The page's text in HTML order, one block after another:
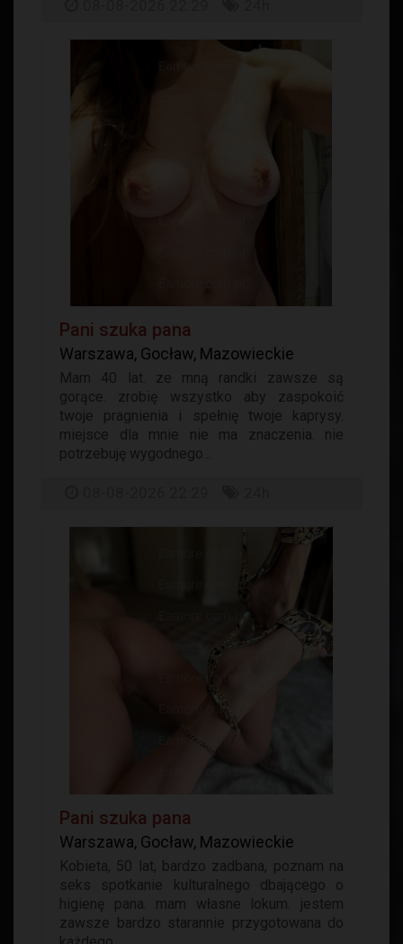
Pani szuka pana
Warszawa, Gocław, Mazowieckie
Mam 40 lat. ze mną randki zawsze są
gorące. zrobię wszystko aby zaspokoić
twoje pragnienia i spełnię twoje kaprysy.
miejsce dla mnie nie ma znaczenia. nie
potrzebuję wygodnego...
Pani szuka pana
Warszawa, Gocław, Mazowieckie
Kobieta, 50 lat, bardzo zadbana, poznam na
seks spotkanie kulturalnego dbającego o
higienę pana. mam własne lokum. jestem
zawsze bardzo starannie przygotowana do